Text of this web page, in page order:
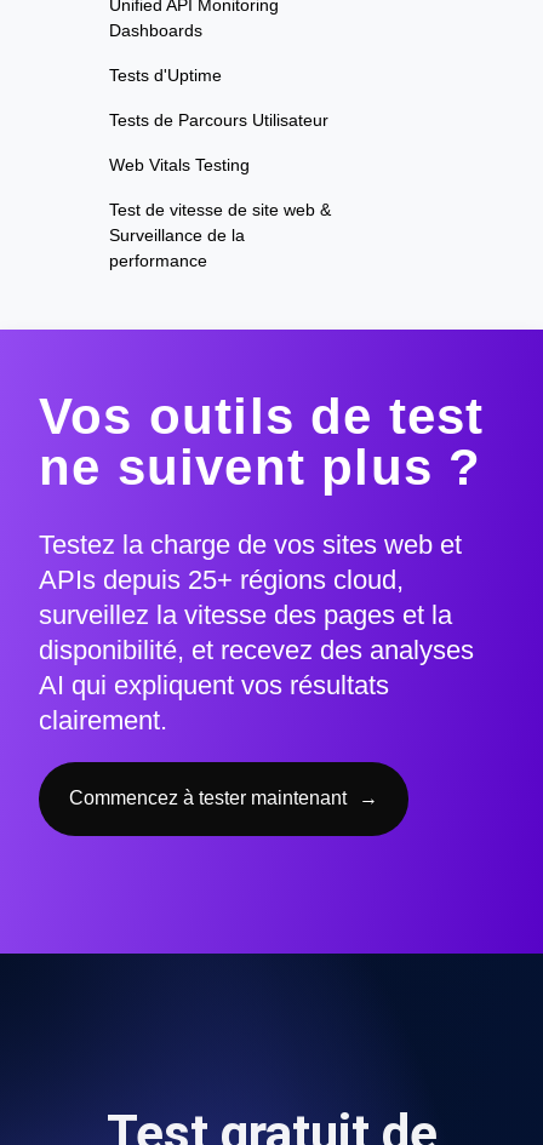
Unified API Monitoring
Dashboards
Tests d'Uptime
Tests de Parcours Utilisateur
Web Vitals Testing
Test de vitesse de site web &
Surveillance de la
performance
Vos outils de test
ne suivent plus ?
Testez la charge de vos sites web et
APIs depuis 25+ régions cloud,
surveillez la vitesse des pages et la
disponibilité, et recevez des analyses
AI qui expliquent vos résultats
clairement.
Commencez à tester maintenant →